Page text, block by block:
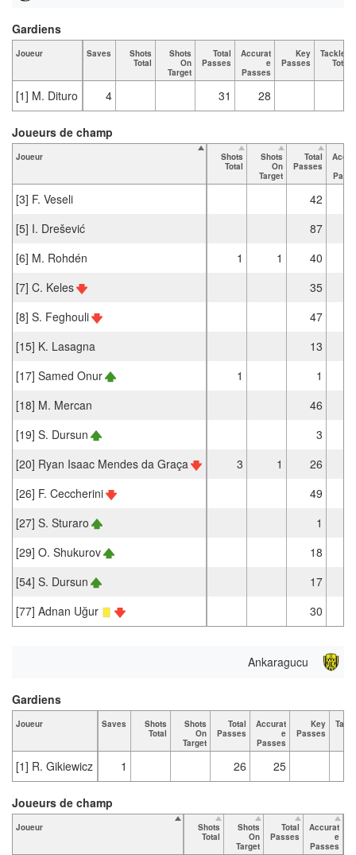
Joueur Saves
Shots
Total
Shots
On
Target
Total
Passes
Accurat
e
Passes
Key
Passes
Tackles
Total
[1] M. Dituro 4 31 28
Gardiens
Joueur
Shots
Total
Shots
On
Target
Total
Passes
[3] F. Veseli 42
[5] I. Drešević
87
[6] M. Rohdén
1 1 40
[7] C. Keles
35
[8] S. Feghouli
47
[15] K. Lasagna
13
[17] Samed Onur
1
1
[18] M. Mercan
46
[19] S. Dursun
3
[20] Ryan Isaac Mendes da Graça
3 1 26
[26] F. Ceccherini
49
[27] S. Sturaro
1
[29] O. Shukurov
18
[54] S. Dursun
17
[77] Adnan Uğur
30
Joueurs de champ
Ankaragucu
Joueur Saves
Shots
Total
Shots
On
Target
Total
Passes
Accurat
e
Passes
Key
Passes
[1] R. Gikiewicz 1 26 25
Gardiens
Joueur
Shots
Total
Shots
On
Target
Total
Passes
Accurat
e
Passes
Joueurs de champ